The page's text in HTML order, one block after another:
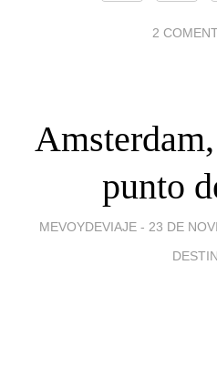
2
punto
MEVOYDEVIAJE - 23 DE